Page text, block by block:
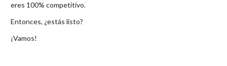
eres 100% competitivo.
Entonces, ¿estás listo?
¡Vamos!